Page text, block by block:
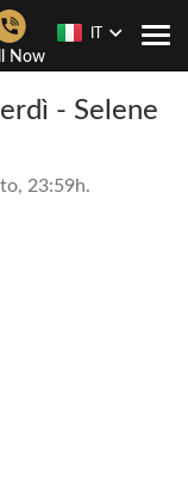
Now
- Selene
23:59h.